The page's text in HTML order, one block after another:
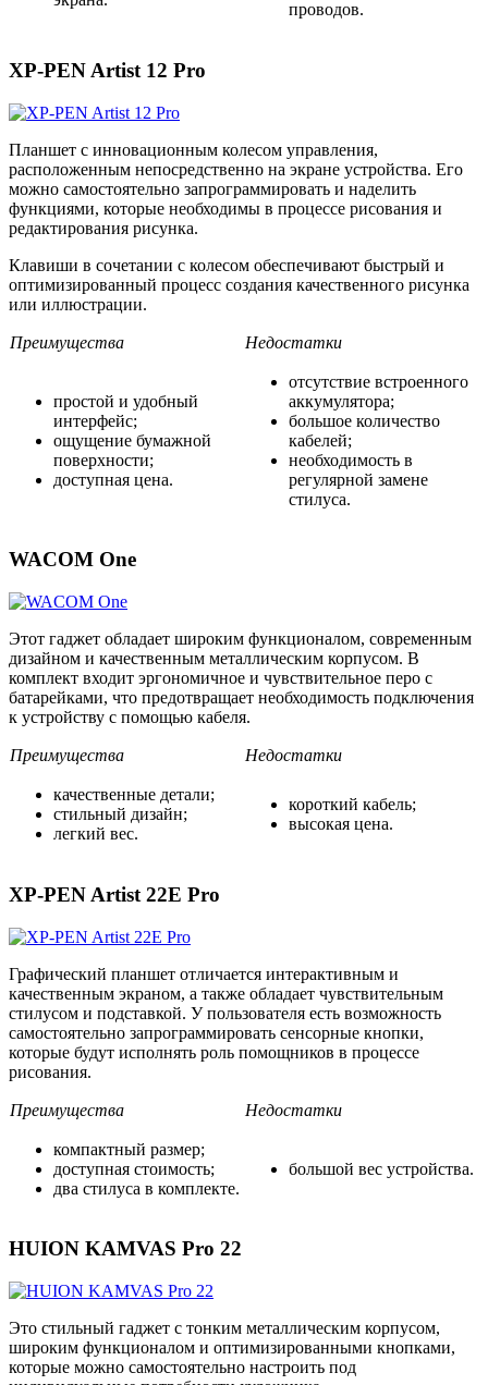
проводов.
XP-PEN Artist 12 Pro
Планшет с инновационным колесом управления,
расположенным непосредственно на экране устройства. Его
можно самостоятельно запрограммировать и наделить
функциями, которые необходимы в процессе рисования и
редактирования рисунка.
Клавиши в сочетании с колесом обеспечивают быстрый и
оптимизированный процесс создания качественного рисунка
или иллюстрации.
Преимущества Недостатки
простой и удобный
интерфейс;
ощущение бумажной
поверхности;
доступная цена.
отсутствие встроенного
аккумулятора;
большое количество
кабелей;
необходимость в
регулярной замене
стилуса.
WACOM One
Этот гаджет обладает широким функционалом, современным
дизайном и качественным металлическим корпусом. В
комплект входит эргономичное и чувствительное перо с
батарейками, что предотвращает необходимость подключения
к устройству с помощью кабеля.
Преимущества Недостатки
качественные детали;
стильный дизайн;
легкий вес.
короткий кабель;
высокая цена.
XP-PEN Artist 22E Pro
Графический планшет отличается интерактивным и
качественным экраном, а также обладает чувствительным
стилусом и подставкой. У пользователя есть возможность
самостоятельно запрограммировать сенсорные кнопки,
которые будут исполнять роль помощников в процессе
рисования.
Преимущества Недостатки
компактный размер;
доступная стоимость;
два стилуса в комплекте.
большой вес устройства.
HUION KAMVAS Pro 22
Это стильный гаджет с тонким металлическим корпусом,
широким функционалом и оптимизированными кнопками,
которые можно самостоятельно настроить под